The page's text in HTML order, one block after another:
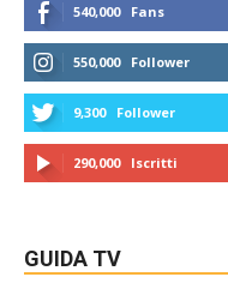
540,000 Fans
550,000 Follower
9,300 Follower
290,000 Iscritti
GUIDA TV